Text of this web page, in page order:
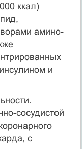
ккал)
амино­
и
сосудистой
с